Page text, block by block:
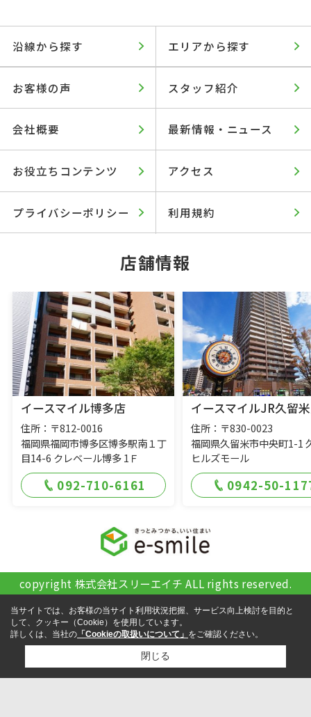
沿線から探す エリアから探す
お客様の声 スタッフ紹介
会社概要 最新情報・ニュース
お役立ちコンテンツ アクセス
プライバシーポリシー 利用規約
店舗情報
イースマイル博多店
住所：〒812-0016
福岡県福岡市博多区博多駅南１丁
目14-6 クレベール博多 1Ｆ
092-710-6161
イースマイルJR久留
住所：〒830-0023
福岡県久留米市中央町1-1
ヒルズモール
0942-50-
copyright 株式会社スリーエイチ ALL rights reserved.
当サイトでは、お客様の当サイト利用状況把握、サービス向上検討を目的と
して、クッキー（Cookie）を使用しています。
詳しくは、当社の 「Cookieの取扱いについて」 をご確認ください。
閉じる